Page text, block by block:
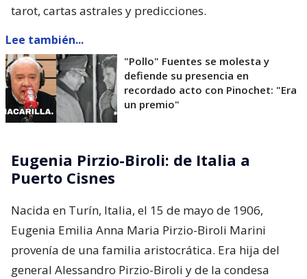
tarot, cartas astrales y predicciones.
Lee también...
"Pollo" Fuentes se molesta y
defiende su presencia en
recordado acto con Pinochet: "Era
un premio"
Eugenia Pirzio-Biroli: de Italia a
Puerto Cisnes
Nacida en Turín, Italia, el 15 de mayo de 1906,
Eugenia Emilia Anna Maria Pirzio-Biroli Marini
provenía de una familia aristocrática. Era hija del
general Alessandro Pirzio-Biroli y de la condesa